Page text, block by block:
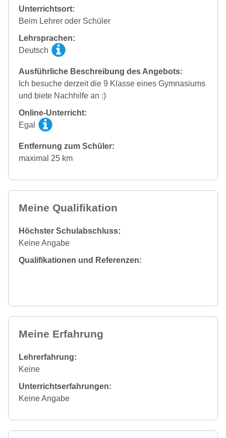
Unterrichtsort:
Beim Lehrer oder Schüler
Lehrsprachen:
Deutsch
Ausführliche Beschreibung des Angebots:
Ich besuche derzeit die 9 Klasse eines Gymnasiums
und biete Nachhilfe an :)
Online-Unterricht:
Egal
Entfernung zum Schüler:
maximal 25 km
Meine Qualifikation
Höchster Schulabschluss:
Keine Angabe
Qualifikationen und Referenzen:
Meine Erfahrung
Lehrerfahrung:
Keine
Unterrichtserfahrungen:
Keine Angabe